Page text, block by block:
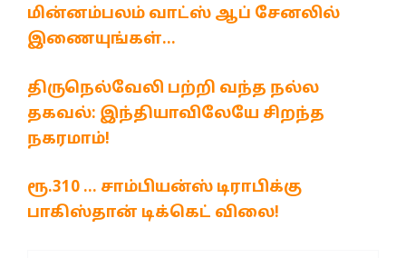
மின்னம்பலம் வாட்ஸ் ஆப் சேனலில்
இணையுங்கள்…
திருநெல்வேலி பற்றி வந்த நல்ல
தகவல்: இந்தியாவிலேயே சிறந்த
நகரமாம்!
ரூ.310 … சாம்பியன்ஸ் டிராபிக்கு
பாகிஸ்தான் டிக்கெட் விலை!